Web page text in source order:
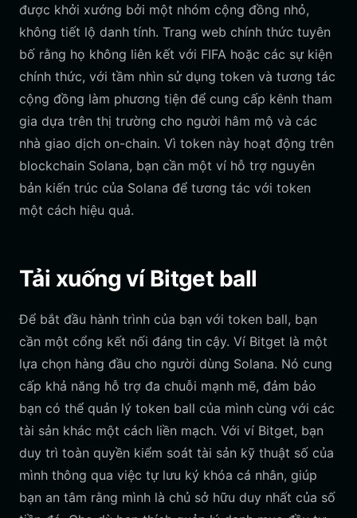
được khởi xướng bởi một nhóm cộng đồng nhỏ,
không tiết lộ danh tính. Trang web chính thức tuyên
bố rằng họ không liên kết với FIFA hoặc các sự kiện
chính thức, với tầm nhìn sử dụng token và tương tác
cộng đồng làm phương tiện để cung cấp kênh tham
gia dựa trên thị trường cho người hâm mộ và các
nhà giao dịch on-chain. Vì token này hoạt động trên
blockchain Solana, bạn cần một ví hỗ trợ nguyên
bản kiến trúc của Solana để tương tác với token
một cách hiệu quả.
Tải xuống ví Bitget ball
Để bắt đầu hành trình của bạn với token ball, bạn
cần một cổng kết nối đáng tin cậy. Ví Bitget là một
lựa chọn hàng đầu cho người dùng Solana. Nó cung
cấp khả năng hỗ trợ đa chuỗi mạnh mẽ, đảm bảo
bạn có thể quản lý token ball của mình cùng với các
tài sản khác một cách liền mạch. Với ví Bitget, bạn
duy trì toàn quyền kiểm soát tài sản kỹ thuật số của
mình thông qua việc tự lưu ký khóa cá nhân, giúp
bạn an tâm rằng mình là chủ sở hữu duy nhất của số